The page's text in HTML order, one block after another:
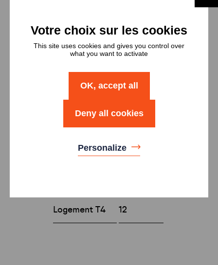
Types et
nombres de
logements
Type Nombre
Logement T4 12
This site uses cookies and gives you control over
what you want to activate
OK, accept all
Deny all cookies
Personalize